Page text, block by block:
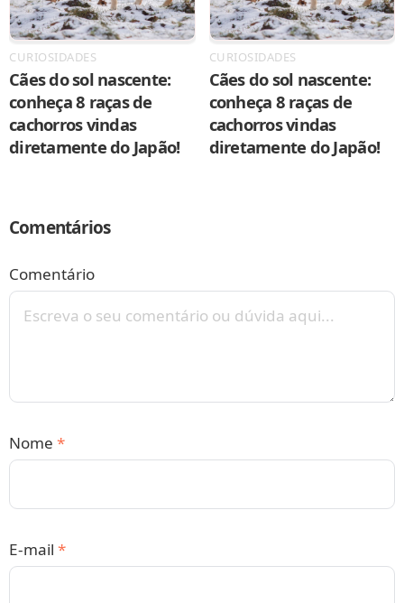
CURIOSIDADES
Cães do sol nascente:
conheça 8 raças de
cachorros vindas
diretamente do Japão!
CURIOSIDADES
Cães do sol nascente:
conheça 8 raças de
cachorros vindas
diretamente do Japão!
Comentários
Comentário
Nome *
E-mail *